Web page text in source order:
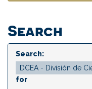
Search
Search:
for